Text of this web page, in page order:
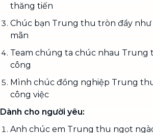
thăng tiến
Chúc bạn Trung thu tròn đầy
mãn
Team chúng ta chúc nhau Trung
công
Mình chúc đồng nghiệp Trung
công việc
Dành cho người yêu:
Anh chúc em Trung thu ngọt